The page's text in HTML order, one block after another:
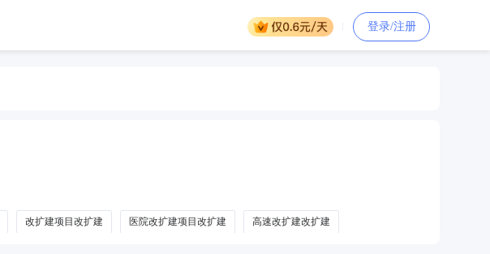
登录/注册
改扩建项目改扩建 医院改扩建项目改扩建 高速改扩建改扩建